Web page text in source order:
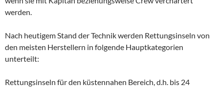
werden.
Nach heutigem Stand der Technik werden Rettungsinseln von
den meisten Herstellern in folgende Hauptkategorien
unterteilt:
Rettungsinseln für den küstennahen Bereich, d.h. bis 24